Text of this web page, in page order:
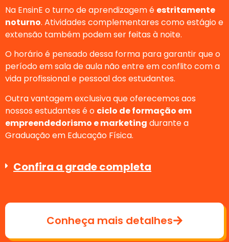
Na EnsinE o turno de aprendizagem é estritamente
noturno. Atividades complementares como estágio e
extensão também podem ser feitas à noite.
O horário é pensado dessa forma para garantir que o
período em sala de aula não entre em conflito com a
vida profissional e pessoal dos estudantes.
Outra vantagem exclusiva que oferecemos aos
nossos estudantes é o ciclo de formação em
empreendedorismo e marketing durante a
Graduação em Educação Física.
Confira a grade completa
Conheça mais detalhes